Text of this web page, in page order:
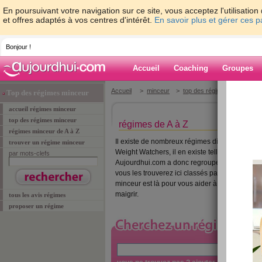
En poursuivant votre navigation sur ce site, vous acceptez
et offres adaptés à vos centres d'intérêt. En savoir plus et gérer ces
Bonjour !
Accueil Coaching Groupes
Top des régimes minceur
accueil régimes minceur
top des régimes minceur
régimes minceur de A à Z
trouver un régime minceur
par mots-clefs
tous les avis régimes
proposer un régime
Accueil > minceur > top des régimes minceur
régimes de A à Z
Il existe de nombreux régimes différents:
Weight Watchers, il en existe tellement qu'il
Aujourdhui.com a donc regroupé tous ou
vous les trouverez ici classés par ordre
minceur est là pour vous aider à choisir le
maigrir.
»